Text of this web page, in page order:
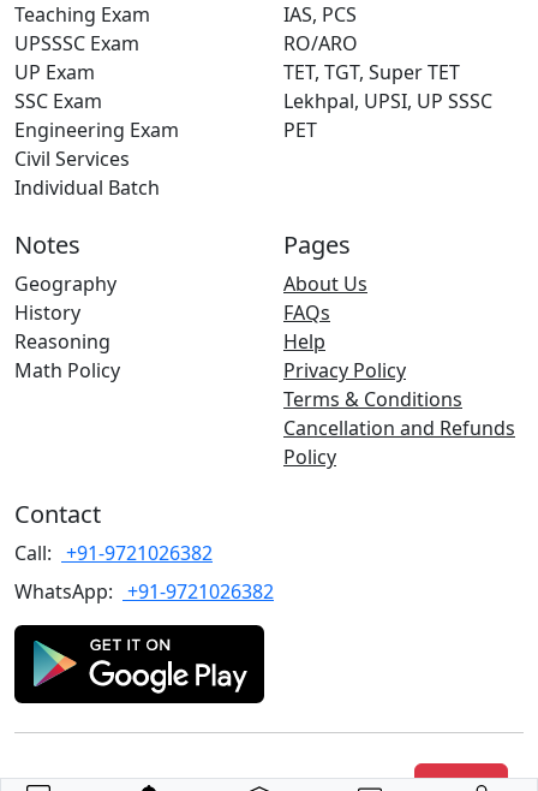
Teaching Exam
UPSSSC Exam
UP Exam
SSC Exam
Engineering Exam
Civil Services
Individual Batch
IAS, PCS
RO/ARO
TET, TGT, Super TET
Lekhpal, UPSI, UP SSSC
PET
Notes
Geography
History
Reasoning
Math Policy
Pages
About Us
FAQs
Help
Privacy Policy
Terms & Conditions
Cancellation and Refunds
Policy
Contact
Call: +91-9721026382
WhatsApp: +91-9721026382